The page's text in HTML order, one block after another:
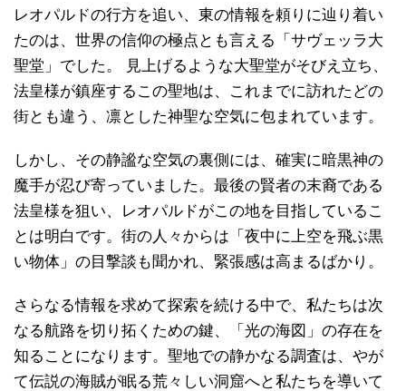
レオパルドの行方を追い、東の情報を頼りに辿り着い
たのは、世界の信仰の極点とも言える「サヴェッラ大
聖堂」でした。 見上げるような大聖堂がそびえ立ち、
法皇様が鎮座するこの聖地は、これまでに訪れたどの
街とも違う、凛とした神聖な空気に包まれています。
しかし、その静謐な空気の裏側には、確実に暗黒神の
魔手が忍び寄っていました。最後の賢者の末裔である
法皇様を狙い、レオパルドがこの地を目指しているこ
とは明白です。街の人々からは「夜中に上空を飛ぶ黒
い物体」の目撃談も聞かれ、緊張感は高まるばかり。
さらなる情報を求めて探索を続ける中で、私たちは次
なる航路を切り拓くための鍵、「光の海図」の存在を
知ることになります。聖地での静かなる調査は、やが
て伝説の海賊が眠る荒々しい洞窟へと私たちを導いて